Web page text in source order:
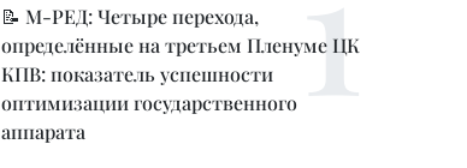
📝 М-РЕД: Четыре перехода,
определённые на третьем Пленуме ЦК
КПВ: показатель успешности
оптимизации государственного
аппарата